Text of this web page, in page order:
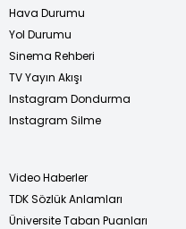
Hava Durumu
Yol Durumu
Sinema Rehberi
TV Yayın Akışı
Instagram Dondurma
Instagram Silme
Video Haberler
TDK Sözlük Anlamları
Üniversite Taban Puanları